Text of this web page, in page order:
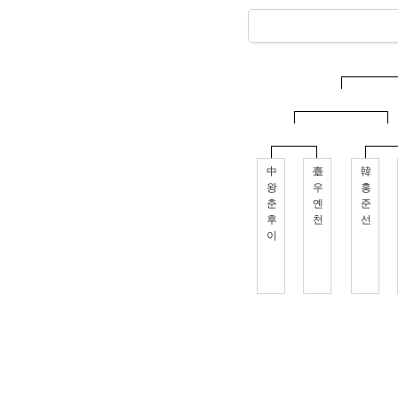
中
왕
춘
후
이
臺
우
옌
천
韓
홍
준
선